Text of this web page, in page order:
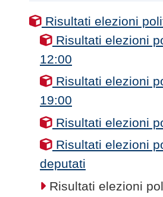
Risultati elezioni
Risultati elezioni
12:00
Risultati elezioni
19:00
Risultati elezioni
Risultati elezioni
deputati
Risultati elezioni